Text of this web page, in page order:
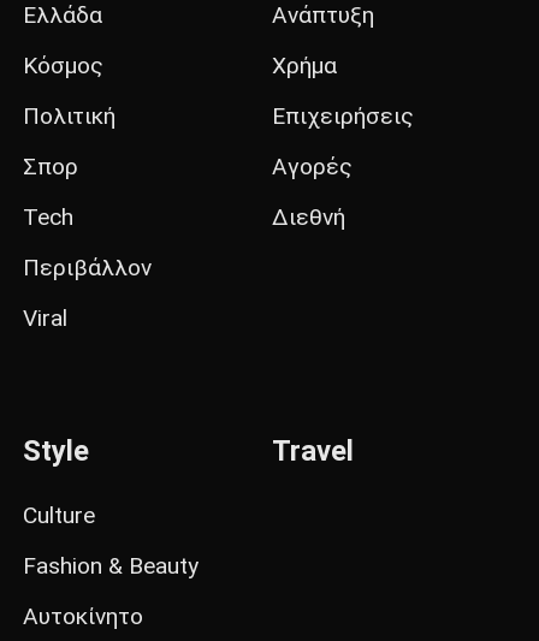
Ελλάδα
Κόσμος
Πολιτική
Σπορ
Tech
Περιβάλλον
Viral
Ανάπτυξη
Χρήμα
Επιχειρήσεις
Αγορές
Διεθνή
Style
Culture
Fashion & Beauty
Αυτοκίνητο
Travel